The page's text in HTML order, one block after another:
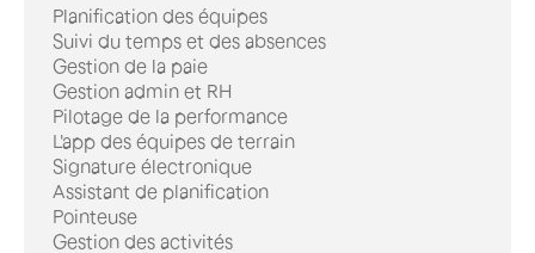
Planification des équipes
Suivi du temps et des absences
Gestion de la paie
Gestion admin et RH
Pilotage de la performance
L'app des équipes de terrain
Signature électronique
Assistant de planification
Pointeuse
Gestion des activités